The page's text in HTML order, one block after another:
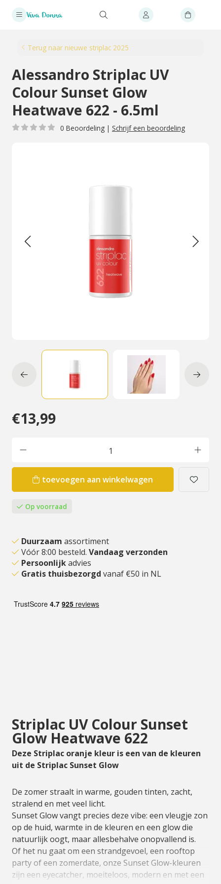
Terug naar nieuwe striplac 2025
Alessandro Striplac UV
Colour Sunset Glow
Heatwave 622 - 6.5ml
0 Beoordeling | Schrijf een beoordeling
€13,99
toevoegen aan winkelwagen
Op voorraad
Duurzaam assortiment
Vóór 8:00 besteld. Vandaag verzonden
Persoonlijkadvies
Gratis thuisbezorgd vanaf €50 in NL
Striplac UV Colour Sunset
Glow Heatwave 622
Deze Striplac oranje kleur is een van de kleuren
uit de Striplac Sunset Glow
De zomer straalt in warme, gouden tinten, zacht,
stralend en met veel licht.
Sunset Glow vangt precies deze vibe: een vleugje zon
op de huid, warmte in de kleuren en een glow die
natuurlijk oogt, maar allesbehalve onopvallend is.
Of het nu gaat om een strandgevoel, een rooftop
party of een zomerdate, onze Sunset Glow-kleuren
zijn een eyecatcher, moeiteloos, modern en met een